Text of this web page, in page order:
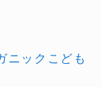
ニックこども